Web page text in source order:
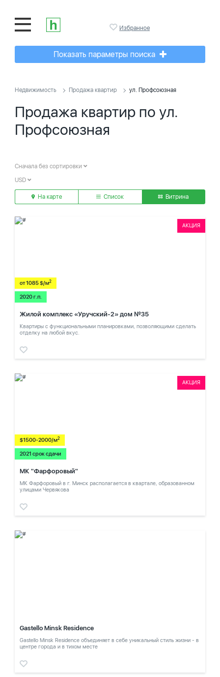
Избранное
Показать параметры поиска
Недвижимость Продажа квартир ул. Профсоюзная
Продажа квартир по ул.
Профсоюзная
Сначала без сортировки
USD
На карте Список Витрина
АКЦИЯ
от 1085 $/м2
2020 г.п.
Жилой комплекс «Уручский-2» дом №35
Квартиры с функциональными планировками, позволяющими сделать
отделку на любой вкус.
АКЦИЯ
$1500-2000/м2
2021 срок сдачи
МК "Фарфоровый"
МК Фарфоровый в г. Минск располагается в квартале, образованном
улицами Червякова
Gastello Minsk Residence
Gastello Minsk Residence объединяет в себе уникальный стиль жизни - в
центре города и в тихом месте